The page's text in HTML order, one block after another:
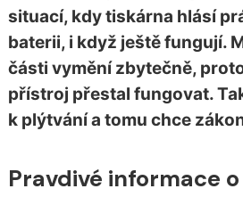
situací, kdy tiskárna hlásí
baterii, i když ještě fungují.
části vymění zbytečně,
přístroj přestal fungovat.
k plýtvání a tomu chce
Pravdivé informace